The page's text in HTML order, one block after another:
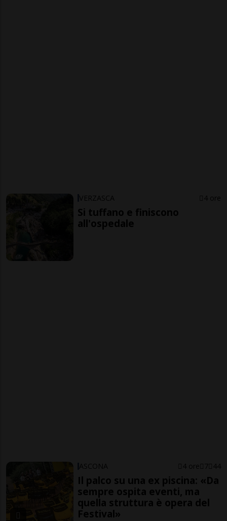
VERZASCA 4 ore
Si tuffano e finiscono
all'ospedale
ASCONA 4 ore 7 44
Il palco su una ex piscina: «Da
sempre ospita eventi, ma
quella struttura è opera del
Festival»